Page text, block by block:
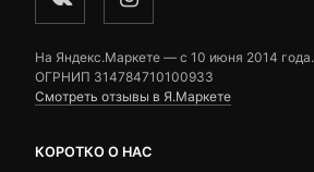
На Яндекс.Маркете — c 10 июня 2014 года.
ОГРНИП 314784710100933
Смотреть отзывы в Я.Маркете
КОРОТКО О НАС